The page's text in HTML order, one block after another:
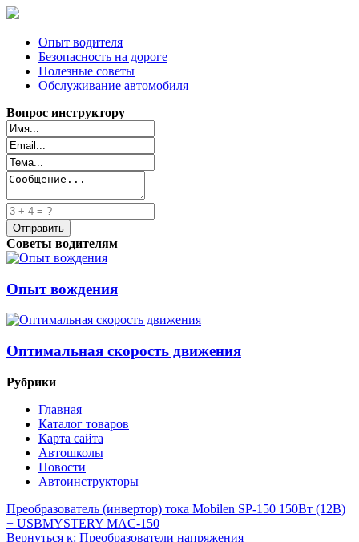
Опыт водителя
Безопасность на дороге
Полезные советы
Обслуживание автомобиля
Вопрос инструктору
Советы водителям
Опыт вождения
Оптимальная скорость движения
Рубрики
Главная
Каталог товаров
Карта сайта
Автошколы
Новости
Автоинструкторы
Преобразователь (инвертор) тока Mobilen SP-150 150Вт (12В)
+ USBMYSTERY MAC-150
Вернуться к: Преобразователи напряжения